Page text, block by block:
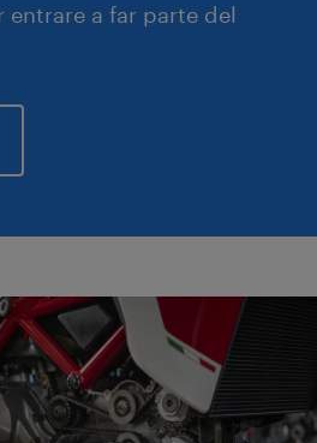
entrare a far parte del